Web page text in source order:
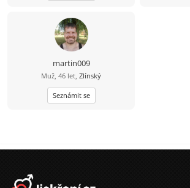
martin009
Muž, 46 let, Zlínský
Seznámit se